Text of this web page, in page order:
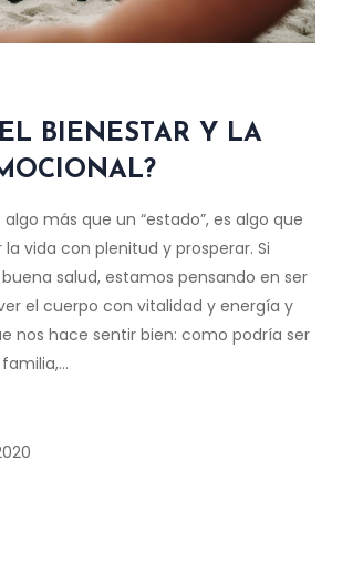
BIENESTAR Y LA
más que un “estado”, es algo que
vida con plenitud y prosperar. Si
salud, estamos pensando en ser
el cuerpo con vitalidad y energía y
nos hace sentir bien: como podría ser